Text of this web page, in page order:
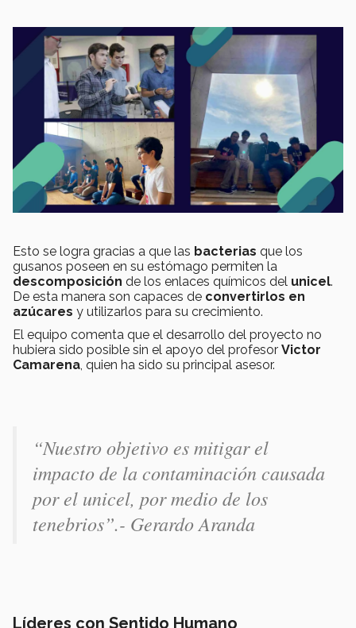
Esto se logra gracias a que las bacterias que los
gusanos poseen en su estómago permiten la
descomposición de los enlaces químicos del unicel.
De esta manera son capaces de convertirlos en
azúcares y utilizarlos para su crecimiento.
El equipo comenta que el desarrollo del proyecto no
hubiera sido posible sin el apoyo del profesor Victor
Camarena , quien ha sido su principal asesor.
“Nuestro objetivo es mitigar el
impacto de la contaminación causada
por el unicel, por medio de los
tenebrios”.- Gerardo Aranda
Líderes con Sentido Humano